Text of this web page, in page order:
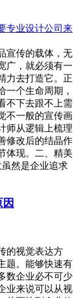
宣传的载体，无
广，就必须有一
力去打造它。正
一个生命周期，
不下去跟不上需
不一般的宣传画
师从逻辑上梳理
修改后的结晶作
体现。二、精美
然是企业追求
的视觉表达方
题。能够快速有
数企业必不可少
业来说可以从视